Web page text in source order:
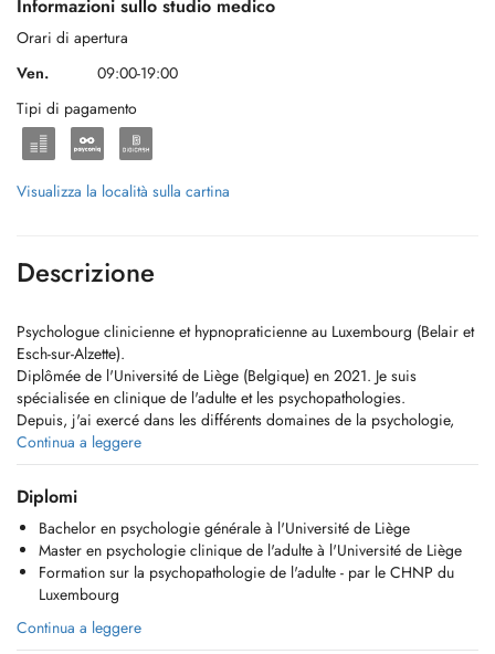
Informazioni sullo studio medico
Orari di apertura
Ven.
09:00-19:00
Tipi di pagamento
Visualizza la località sulla cartina
Descrizione
Psychologue clinicienne et hypnopraticienne au Luxembourg (Belair et
Esch-sur-Alzette).
Diplômée de l'Université de Liège (Belgique) en 2021. Je suis
spécialisée en clinique de l'adulte et les psychopathologies.
Depuis, j'ai exercé dans les différents domaines de la psychologie,
notamment avec des enfants, adolescents, adultes et séniors.
De par mon approche psychodynamique, mon but est de pouvoir
accompagner la personne vers une meilleure connaissance de soi.
Nous travaillerons la demande, et analyserons ensemble sa source
ainsi que son influence sur le fonctionnement psychique de la
personne.
Le suivi psychologique peut servir afin que la personne comprenne la
raison de son fonctionnement: ''le pourquoi de''. Une meilleure
compréhension de soi-même peut aboutir à une meilleure acceptation
de soi.
Continua a leggere
Diplomi
Bachelor en psychologie générale à l'Université de Liège
Master en psychologie clinique de l'adulte à l'Université de Liège
Formation sur la psychopathologie de l'adulte - par le CHNP du
Luxembourg
Continua a leggere